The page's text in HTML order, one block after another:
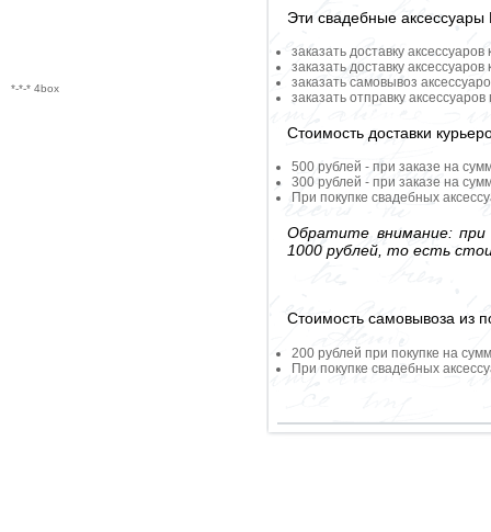
*-*-* 4box
Эти свадебные
заказать доставку
заказать доставку
заказать самовывоз
заказать отправку
Стоимость доставки
500 рублей - при заказе на
300 рублей - при заказе на
При покупке свадебных
Обратите внимание: при
1000 рублей, то есть
Стоимость самовывоза из
200 рублей при покупке на
При покупке свадебных